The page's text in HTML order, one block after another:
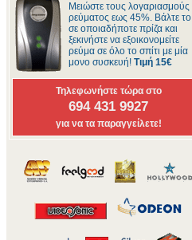
Μειώστε τους λογαριασμούς
ρεύματος εως 45%. Βάλτε το
σε οποιαδήποτε πρίζα και
ξεκινήστε να εξοικονομείτε
ρεύμα σε όλο το σπίτι με μία
μονο συσκευή! Τιμή 15€
Τηλεφωνήστε τώρα στο
694 431 9927
για να τα παραγγείλετε!